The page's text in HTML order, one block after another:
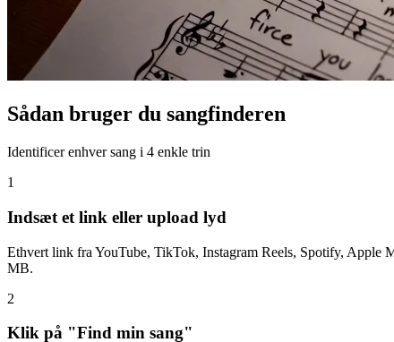
Sådan bruger du sangfinderen
Identificer enhver sang i 4 enkle trin
1
Indsæt et link eller upload lyd
Ethvert link fra YouTube, TikTok, Instagram Reels, Spotify,
MB.
2
Klik på "Find min sang"